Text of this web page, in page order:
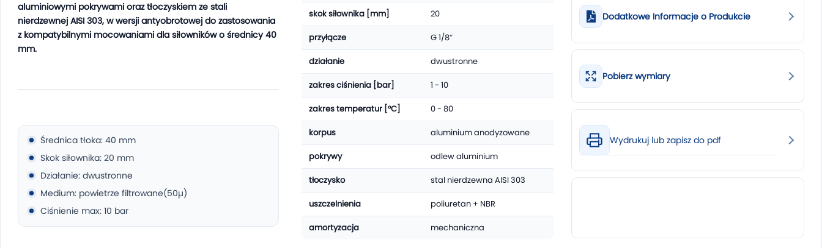
aluminiowymi pokrywami oraz tłoczyskiem ze stali
nierdzewnej AISI 303, w wersji antyobrotowej do zastosowania
z kompatybilnymi mocowaniami dla siłowników o średnicy 40
mm.
Średnica tłoka: 40 mm
Skok siłownika: 20 mm
Działanie: dwustronne
Medium: powietrze filtrowane(50µ)
Ciśnienie max: 10 bar
skok siłownika [mm] 20
przyłącze G 1/8″
działanie dwustronne
zakres ciśnienia [bar] 1 - 10
zakres temperatur [°C] 0 - 80
korpus aluminium anodyzowane
pokrywy odlew aluminium
tłoczysko stal nierdzewna AISI 303
uszczelnienia poliuretan + NBR
amortyzacja mechaniczna
Dodatkowe Informacje o Produkcie
Pobierz wymiary
Wydrukuj lub zapisz do pdf